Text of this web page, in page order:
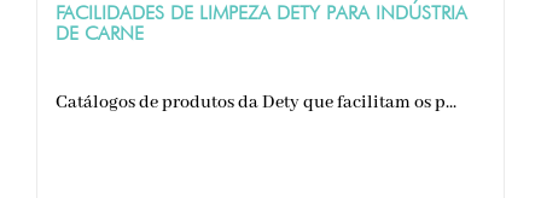
FACILIDADES DE LIMPEZA DETY PARA INDÚSTRIA
DE CARNE
Catálogos de produtos da Dety que facilitam os p...